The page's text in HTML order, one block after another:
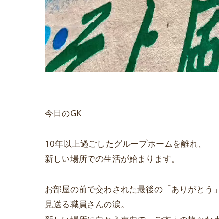
今日のGK
10年以上過ごしたグループホームを離れ、
新しい場所での生活が始まります。
お部屋の前で交わされた最後の「ありがとう
見送る職員さんの涙。